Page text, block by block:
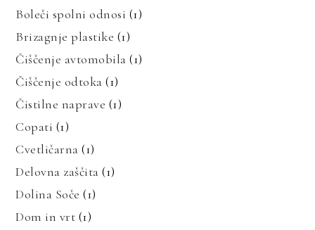
Boleči spolni odnosi (1)
Brizagnje plastike (1)
Čiščenje avtomobila (1)
Čiščenje odtoka (1)
Čistilne naprave (1)
Copati (1)
Cvetličarna (1)
Delovna zaščita (1)
Dolina Soče (1)
Dom in vrt (1)